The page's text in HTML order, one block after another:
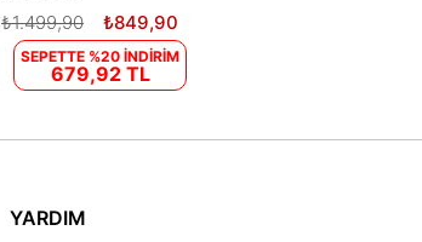
₺849,90
₺1.499,90
SEPETTE %20 İNDİRİM
679,92 TL
YARDIM